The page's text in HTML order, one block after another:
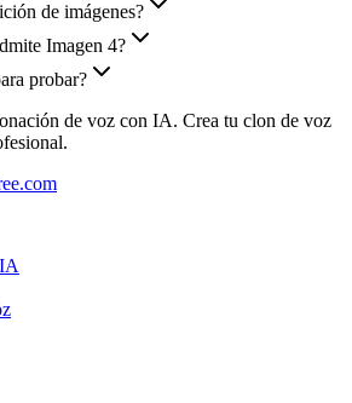
de imágenes?
Imagen 4?
probar?
de voz con IA. Crea tu clon de voz